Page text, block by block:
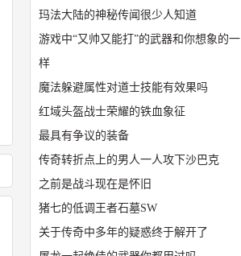
玛法大陆的神秘传闻很少人知道
游戏中“又帅又能打”的武器和你想象的一
样
魔法躲避属性对道士技能有效果吗
红域头盔战士荣耀的铁血象征
最具有争议的装备
传奇转折点上的男人一人攻下沙巴克
之前是战斗现在是怀旧
猪七的低调王者石墓SW
关于传奇中多年的疑惑终于解开了